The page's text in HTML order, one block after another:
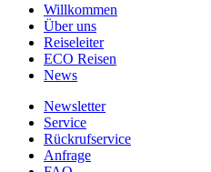
Willkommen
Über uns
Reiseleiter
ECO Reisen
News
Newsletter
Service
Rückrufservice
Anfrage